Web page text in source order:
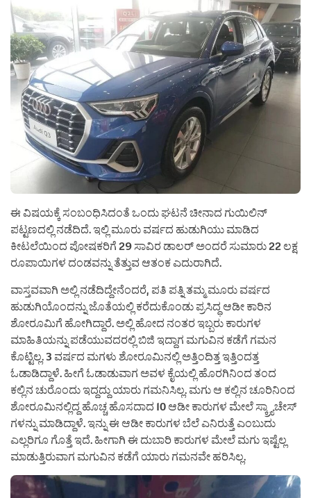
ಈ ವಿಷಯಕ್ಕೆ ಸಂಬಂಧಿಸಿದಂತೆ ಒಂದು ಘಟನೆ ಚೀನಾದ ಗುಯಿಲಿನ್
ಪಟ್ಟಣದಲ್ಲಿ ನಡೆದಿದೆ. ಇಲ್ಲಿ ಮೂರು ವರ್ಷದ ಹುಡುಗಿಯು ಮಾಡಿದ
ಕೀಟಲೆಯಿಂದ ಪೋಷಕರಿಗೆ 29 ಸಾವಿರ ಡಾಲರ್ ಅಂದರೆ ಸುಮಾರು 22 ಲಕ್ಷ
ರೂಪಾಯಿಗಳ ದಂಡವನ್ನು ತೆತ್ತುವ ಆತಂಕ ಎದುರಾಗಿದೆ.
ವಾಸ್ತವವಾಗಿ ಅಲ್ಲಿ ನಡೆದಿದ್ದೇನೆಂದರೆ, ಪತಿ ಪತ್ನಿ ತಮ್ಮ ಮೂರು ವರ್ಷದ
ಹುಡುಗಿಯೊಂದನ್ನು ಜೊತೆಯಲ್ಲಿ ಕರೆದುಕೊಂಡು ಪ್ರಸಿದ್ಧ ಆಡೀ ಕಾರಿನ
ಶೋರೂಮಿಗೆ ಹೋಗಿದ್ದಾರೆ. ಅಲ್ಲಿ ಹೋದ ನಂತರ ಇಬ್ಬರು ಕಾರುಗಳ
ಮಾಹಿತಿಯನ್ನು ಪಡೆಯುವದರಲ್ಲಿ ಬಿಜಿ ಇದ್ದಾಗ ಮಗುವಿನ ಕಡೆಗೆ ಗಮನ
ಕೊಟ್ಟಿಲ್ಲ. 3 ವರ್ಷದ ಮಗಳು ಶೋರೂಮಿನಲ್ಲಿ ಅತ್ತಿಂದಿತ್ತ ಇತ್ತಿಂದತ್ತ
ಓಡಾಡಿದ್ದಾಳೆ. ಹೀಗೆ ಓಡಾಡುವಾಗ ಅವಳ ಕೈಯಲ್ಲಿ ಹೊರಗಿನಿಂದ ತಂದ
ಕಲ್ಲಿನ ಚುರೊಂದು ಇದ್ದದ್ದು ಯಾರು ಗಮನಿಸಿಲ್ಲ. ಮಗು ಆ ಕಲ್ಲಿನ ಚೂರಿನಿಂದ
ಶೋರೂಮಿನಲ್ಲಿದ್ದ ಹೊಚ್ಚ ಹೊಸದಾದ 10 ಆಡೀ ಕಾರುಗಳ ಮೇಲೆ ಸ್ಕ್ರ್ಯಾಚೇಸ್
ಗಳನ್ನು ಮಾಡಿದ್ದಾಳೆ. ಇನ್ನು ಈ ಆಡೀ ಕಾರುಗಳ ಬೆಲೆ ಎನಿರುತ್ತೆ ಎಂಬುದು
ಎಲ್ಲರಿಗೂ ಗೊತ್ತೆ ಇದೆ. ಹೀಗಾಗಿ ಈ ದುಬಾರಿ ಕಾರುಗಳ ಮೇಲೆ ಮಗು ಇಷ್ಟೆಲ್ಲ
ಮಾಡುತ್ತಿರುವಾಗ ಮಗುವಿನ ಕಡೆಗೆ ಯಾರು ಗಮನವೇ ಹರಿಸಿಲ್ಲ.